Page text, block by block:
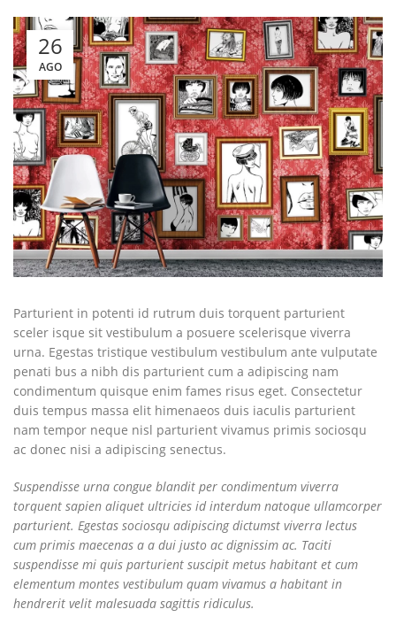
26
AGO
Parturient in potenti id rutrum duis torquent parturient
sceler isque sit vestibulum a posuere scelerisque viverra
urna. Egestas tristique vestibulum vestibulum ante vulputate
penati bus a nibh dis parturient cum a adipiscing nam
condimentum quisque enim fames risus eget. Consectetur
duis tempus massa elit himenaeos duis iaculis parturient
nam tempor neque nisl parturient vivamus primis sociosqu
ac donec nisi a adipiscing senectus.
Suspendisse urna congue blandit per condimentum viverra
torquent sapien aliquet ultricies id interdum natoque ullamcorper
parturient. Egestas sociosqu adipiscing dictumst viverra lectus
cum primis maecenas a a dui justo ac dignissim ac. Taciti
suspendisse mi quis parturient suscipit metus habitant et cum
elementum montes vestibulum quam vivamus a habitant in
hendrerit velit malesuada sagittis ridiculus.